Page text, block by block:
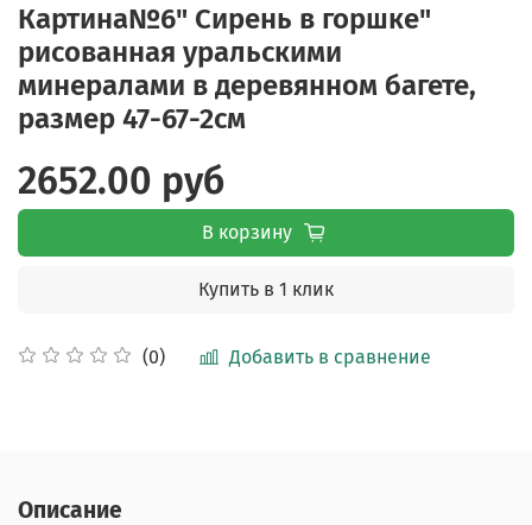
Картина№6" Сирень в горшке"
рисованная уральскими
минералами в деревянном багете,
размер 47-67-2см
(0) Добавить в сравнение
2652.00 руб
В корзину
Купить в 1 клик
Описание